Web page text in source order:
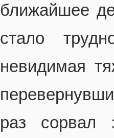
ближайшее
стало
невидимая
раз сорвал